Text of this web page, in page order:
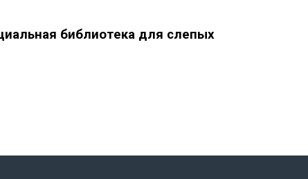
библиотека для слепых